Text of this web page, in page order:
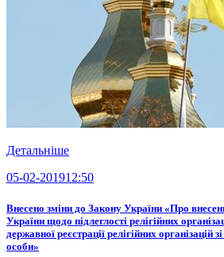
Детальніше
05-02-201912:50
Внесено зміни до Закону України «Про
України щодо підлеглості релігійних
державної реєстрації релігійних організацій
особи»